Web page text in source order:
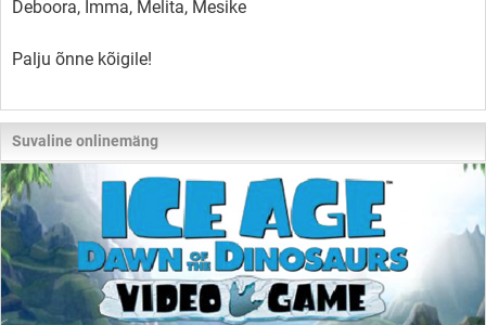
Deboora, Imma, Melita, Mesike
Palju õnne kõigile!
Suvaline onlinemäng